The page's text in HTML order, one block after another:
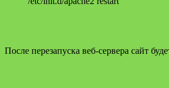
После перезапуска веб-сервера сайт